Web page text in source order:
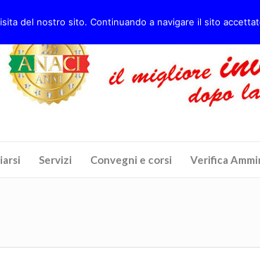
Servizi Convegni e corsi Verifica
del nostro sito. Continuando a navigare il sito